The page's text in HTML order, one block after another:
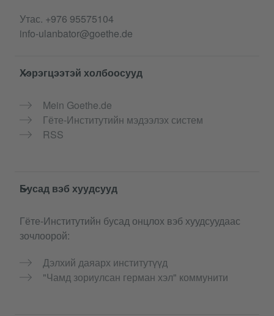
Утас. +976 95575104
info-ulanbator@goethe.de
Хэрэгцээтэй холбоосууд
Mein Goethe.de
Гёте-Институтийн мэдээлэх систем
RSS
Бусад вэб хуудсууд
Гёте-Институтийн бусад онцлох вэб хуудсуудаас
зочлоорой:
Дэлхий даяарх институтүүд
"Чамд зориулсан герман хэл" коммунити